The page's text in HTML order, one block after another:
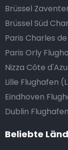
Brüssel
Brüssel Süd
Paris Charles
Paris Orly
Nizza Côte
Lille Flughafen
Eindhoven
Dublin
Beliebte